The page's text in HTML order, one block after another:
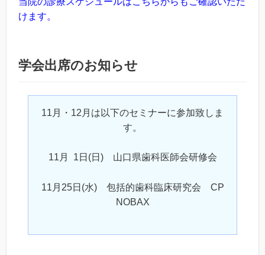
けます。
学会出席のお知らせ
11月・12月は以下のセミナーに参加致しま
す。
11月 1日(日) 山口県歯科医師会研修会
11月25日(水) 包括的歯科臨床研究会 CP
NOBAX